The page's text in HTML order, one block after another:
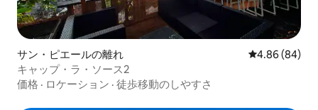
サン・ピエールの離れ レビュー84件
4.86 (84)
キャップ・ラ・ソース2
価格 · ロケーション · 徒歩移動のしやすさ